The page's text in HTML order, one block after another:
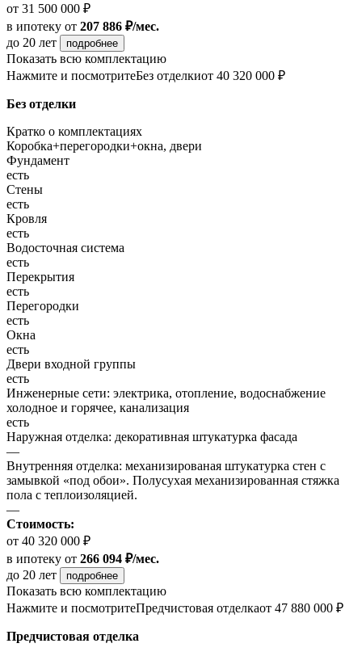
от 31 500 000 ₽
в ипотеку от 207 886 ₽/мес.
до 20 лет
подробнее
Показать всю комплектацию
Нажмите и посмотритеБез отделкиот 40 320 000 ₽
Без отделки
Кратко о комплектациях
Коробка+перегородки+окна, двери
Фундамент
есть
Стены
есть
Кровля
есть
Водосточная система
есть
Перекрытия
есть
Перегородки
есть
Окна
есть
Двери входной группы
есть
Инженерные сети: электрика, отопление, водоснабжение
холодное и горячее, канализация
есть
Наружная отделка: декоративная штукатурка фасада
—
Внутренняя отделка: механизированая штукатурка стен с
замывкой «под обои». Полусухая механизированная стяжка
пола с теплоизоляцией.
—
Стоимость:
от 40 320 000 ₽
в ипотеку от 266 094 ₽/мес.
до 20 лет
подробнее
Показать всю комплектацию
Нажмите и посмотритеПредчистовая отделкаот 47 880 000 ₽
Предчистовая отделка